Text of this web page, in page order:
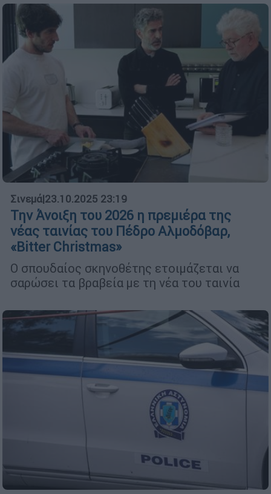
Σινεμά|23.10.2025 23:19
Την Άνοιξη του 2026 η πρεμιέρα της
νέας ταινίας του Πέδρο Αλμοδόβαρ,
«Bitter Christmas»
Ο σπουδαίος σκηνοθέτης ετοιμάζεται να
σαρώσει τα βραβεία με τη νέα του ταινία